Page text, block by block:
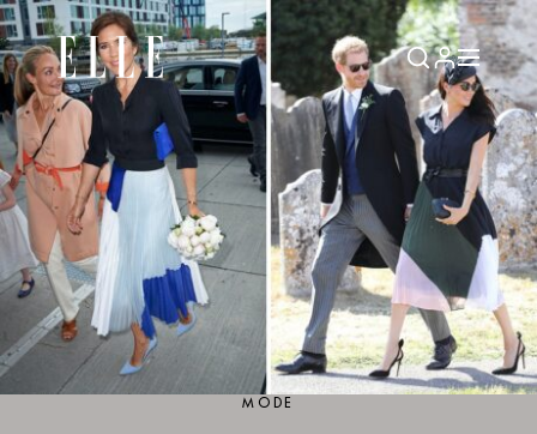
MODE